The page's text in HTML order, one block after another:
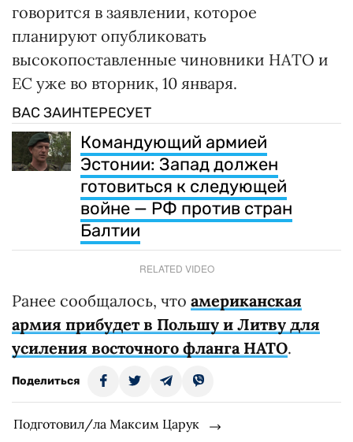
говорится в заявлении, которое
планируют опубликовать
высокопоставленные чиновники НАТО и
ЕС уже во вторник, 10 января.
ВАС ЗАИНТЕРЕСУЕТ
Командующий армией
Эстонии: Запад должен
готовиться к следующей
войне — РФ против стран
Балтии
RELATED VIDEO
Ранее сообщалось, что американская
армия прибудет в Польшу и Литву для
усиления восточного фланга НАТО.
Поделиться
Подготовил/ла Максим Царук